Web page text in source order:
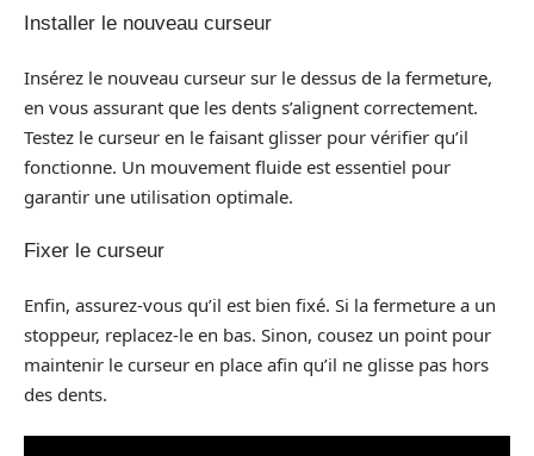
Installer le nouveau curseur
Insérez le nouveau curseur sur le dessus de la fermeture,
en vous assurant que les dents s’alignent correctement.
Testez le curseur en le faisant glisser pour vérifier qu’il
fonctionne. Un mouvement fluide est essentiel pour
garantir une utilisation optimale.
Fixer le curseur
Enfin, assurez-vous qu’il est bien fixé. Si la fermeture a un
stoppeur, replacez-le en bas. Sinon, cousez un point pour
maintenir le curseur en place afin qu’il ne glisse pas hors
des dents.